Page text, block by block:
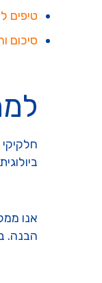
טיפים
סיכום
אנו
הבנה.